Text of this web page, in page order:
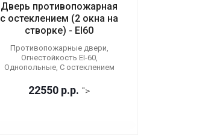
Дверь противопожарная
с остеклением (2 окна на
створке) - EI60
Противопожарные двери,
Огнестойкость EI-60,
Однопольные, С остеклением
22550 р.р. ">